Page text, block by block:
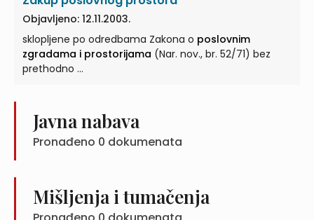
Objavljeno: 12.11.2003.
sklopljene po odredbama Zakona o poslovnim
zgradama i prostorijama (Nar. nov., br. 52/71) bez
prethodno ...
Javna nabava
Pronađeno 0 dokumenata
Mišljenja i tumačenja